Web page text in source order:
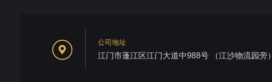
公司地址
江门市蓬江区江门大道中988号 （江沙物流园旁）